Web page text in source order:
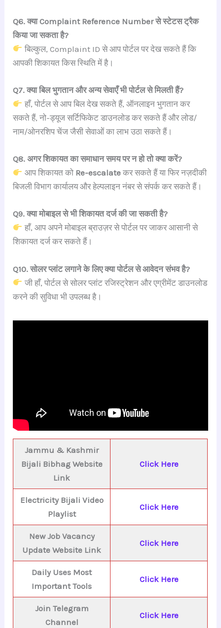
Q6. क्या Complaint Reference Number से स्टेटस ट्रैक
किया जा सकता है?
बिल्कुल, Complaint ID से आप पोर्टल पर देख सकते हैं कि
आपकी शिकायत किस स्थिति में है।
Q7. क्या बिल भुगतान और अन्य सेवाएँ भी पोर्टल से मिलती हैं?
हाँ, पोर्टल से आप बिल देख सकते हैं, ऑनलाइन भुगतान कर
सकते हैं, नो-ड्यूज सर्टिफिकेट डाउनलोड कर सकते हैं और लोड/
नाम/ओनरशिप चेंज जैसी सेवाओं का लाभ उठा सकते हैं।
Q8. अगर शिकायत का समाधान समय पर न हो तो क्या करें?
आप शिकायत को Re-escalateकर सकते हैं या फिर नज़दीकी
बिजली विभाग कार्यालय और हेल्पलाइन नंबर से संपर्क कर सकते हैं।
Q9. क्या मोबाइल से भी शिकायत दर्ज की जा सकती है?
हाँ, आप अपने मोबाइल ब्राउज़र से पोर्टल पर जाकर आसानी से
शिकायत दर्ज कर सकते हैं।
Q10. सोलर प्लांट लगाने के लिए क्या पोर्टल से आवेदन संभव है?
जी हाँ, पोर्टल से सोलर प्लांट रजिस्ट्रेशन और एग्रीमेंट डाउनलोड
करने की सुविधा भी उपलब्ध है।
Jammu & Kashmir
Bijali Bibhag Website
Link
Click Here
Electricity Bijali Video
Playlist
Click Here
New Job Vacancy
Update Website Link
Click Here
Daily Uses Most
Important Tools
Click Here
Join Telegram
Channel
Click Here